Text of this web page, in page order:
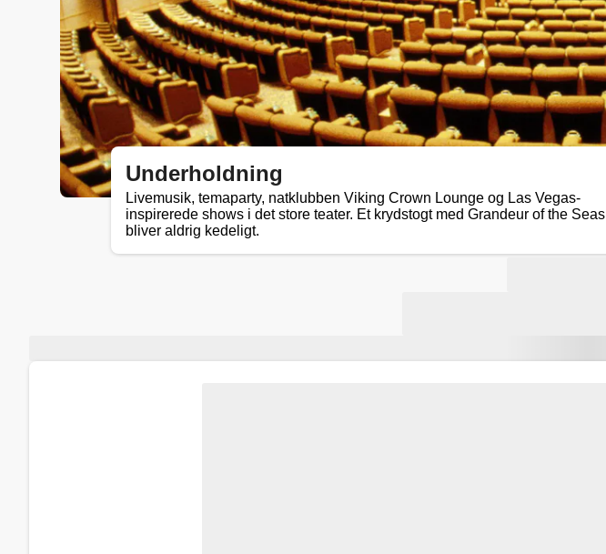
Underholdning
Livemusik, temaparty, natklubben Viking Crown Lounge og Las Vegas-
inspirerede shows i det store teater. Et krydstogt med Grandeur of the Seas
bliver aldrig kedeligt.